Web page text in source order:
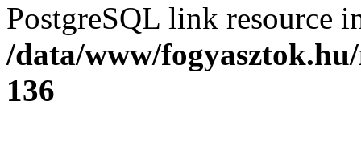
PostgreSQL link resource
/data/www/
136